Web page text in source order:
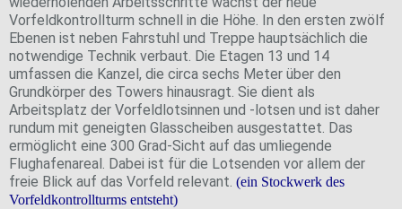
Vorfeldkontrollturm schnell in die Höhe. In den ersten zwölf
Ebenen ist neben Fahrstuhl und Treppe hauptsächlich die
notwendige Technik verbaut. Die Etagen 13 und 14
umfassen die Kanzel, die circa sechs Meter über den
Grundkörper des Towers hinausragt. Sie dient als
Arbeitsplatz der Vorfeldlotsinnen und -lotsen und ist daher
rundum mit geneigten Glasscheiben ausgestattet. Das
ermöglicht eine 300 Grad-Sicht auf das umliegende
Flughafenareal. Dabei ist für die Lotsenden vor allem der
freie Blick auf das Vorfeld relevant. (ein Stockwerk des
Vorfeldkontrollturms entsteht)